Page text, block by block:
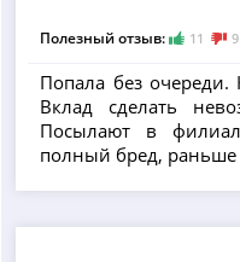
Полезный отзыв: 11 9
Попала без
Вклад сделать
Посылают в
полный бред, раньше